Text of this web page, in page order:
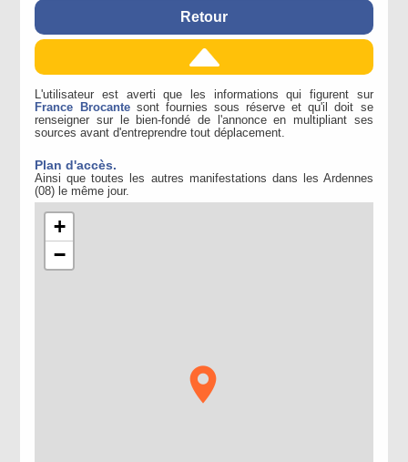
Retour
L'utilisateur est averti que les informations qui figurent sur
France Brocantesont fournies sous réserve et qu'il doit se
renseigner sur le bien-fondé de l'annonce en multipliant ses
sources avant d'entreprendre tout déplacement.
Plan d'accès.
Ainsi que toutes les autres manifestations dans les Ardennes
(08) le même jour.
+
−